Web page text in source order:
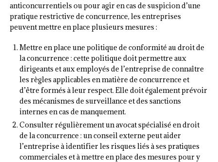
anticoncurrentiels ou pour agir en cas de suspicion d’une
pratique restrictive de concurrence, les entreprises
peuvent mettre en place plusieurs mesures :
Mettre en place une politique de conformité au droit de
la concurrence : cette politique doit permettre aux
dirigeants et aux employés de l’entreprise de connaître
les règles applicables en matière de concurrence et
d’être formés à leur respect. Elle doit également prévoir
des mécanismes de surveillance et des sanctions
internes en cas de manquement.
Consulter régulièrement un avocat spécialisé en droit
de la concurrence : un conseil externe peut aider
l’entreprise à identifier les risques liés à ses pratiques
commerciales et à mettre en place des mesures pour y